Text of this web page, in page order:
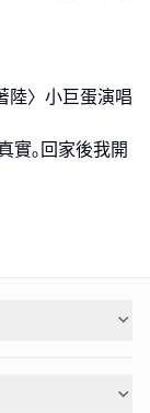
陸〉小巨蛋演唱
實｡回家後我開